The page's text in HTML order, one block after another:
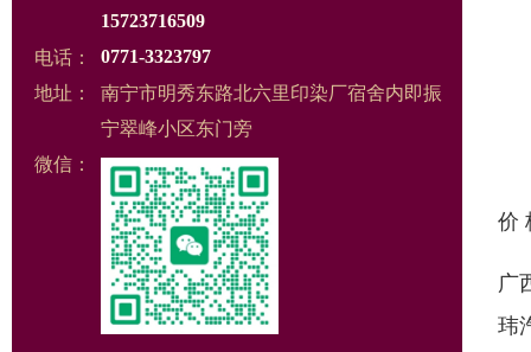
15723716509
电话： 0771-3323797
地址：
南宁市明秀东路北六里印染厂宿舍内即振
宁翠峰小区东门旁
微信：
价
广
玮